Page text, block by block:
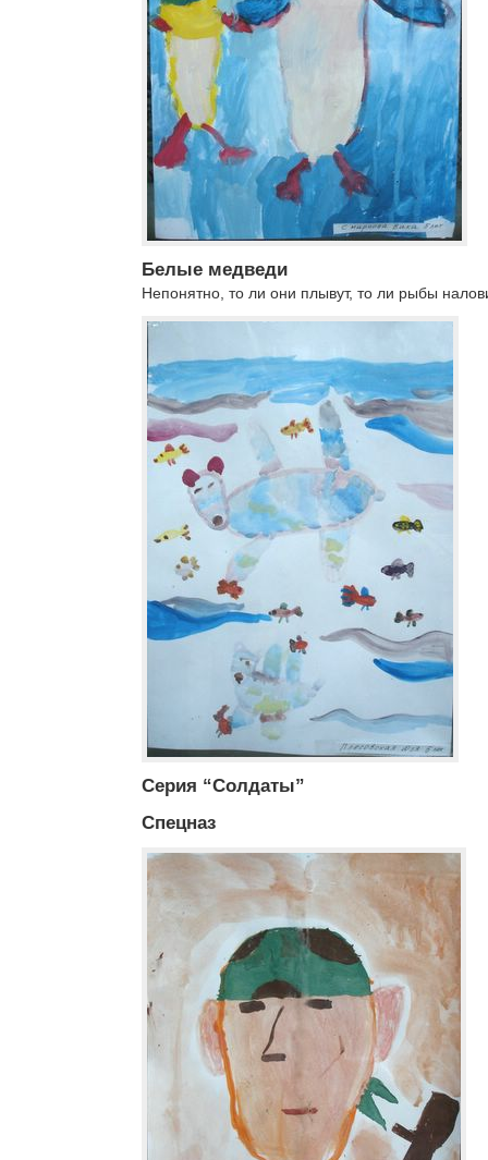
Белые медведи
Непонятно, то ли они плывут, то ли рыбы
Серия “Солдаты”
Спецназ